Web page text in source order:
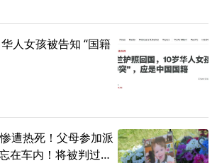
人女孩被告知 “国籍
遭热死！父母参加派
在车内！将被判过失